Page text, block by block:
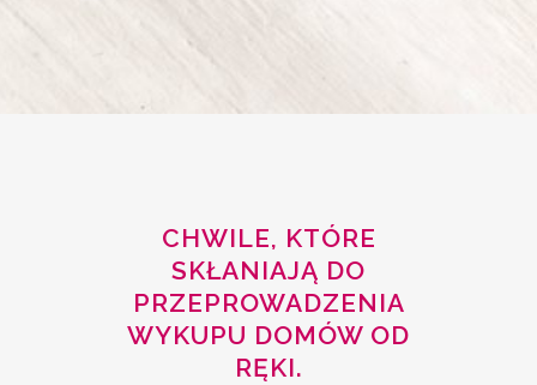
CHWILE, KTÓRE
SKŁANIAJĄ DO
PRZEPROWADZENIA
WYKUPU DOMÓW OD
RĘKI.